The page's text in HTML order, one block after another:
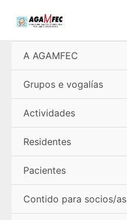
A AGAMFEC
Grupos e vogalías
Actividades
Residentes
Pacientes
Contido para socios/as